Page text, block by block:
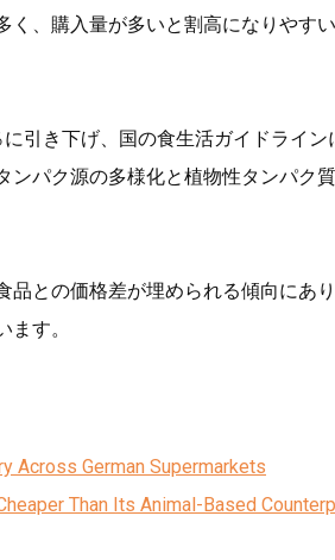
、購入量が多いと割高になりやす
引き下げ、国の食生活ガイドライ
パク源の多様化と植物性タンパク
との価格差が埋められる傾向にあ
す。
Across German Supermarkets
Than Its Animal-Based